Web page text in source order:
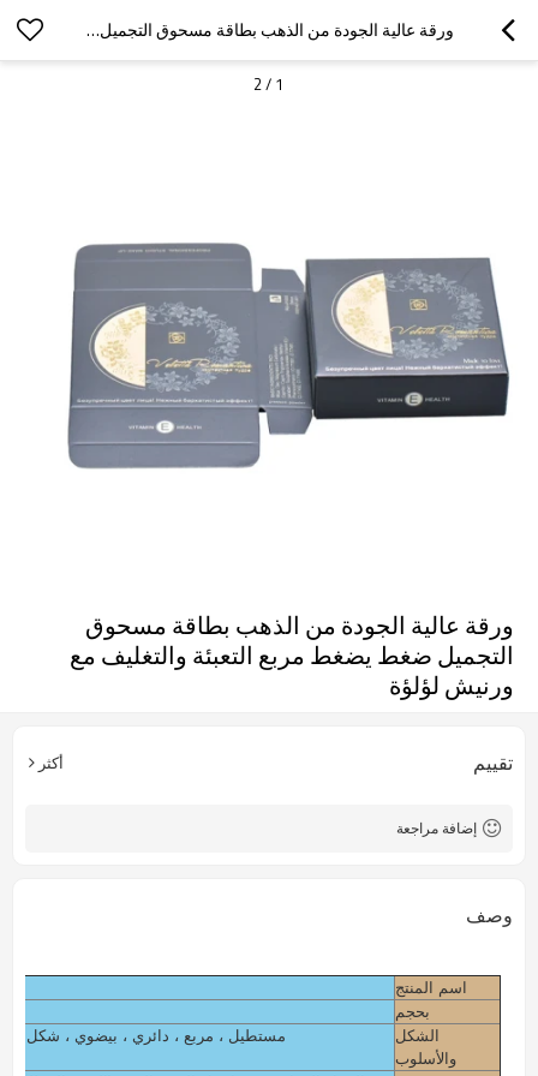
ورقة عالية الجودة من الذهب بطاقة مسحوق التجميل ضغط يضغط مربع التعبئة والتغليف مع ورنيش لؤلؤة
1
/
2
ورقة عالية الجودة من الذهب بطاقة مسحوق
التجميل ضغط يضغط مربع التعبئة والتغليف مع
ورنيش لؤلؤة
تقييم أكثر
إضافة مراجعة
وصف
اسم المنتج
بحجم
الشكل
والأسلوب
مستطيل ، مربع ، دائري ، بيضوي ، شكل